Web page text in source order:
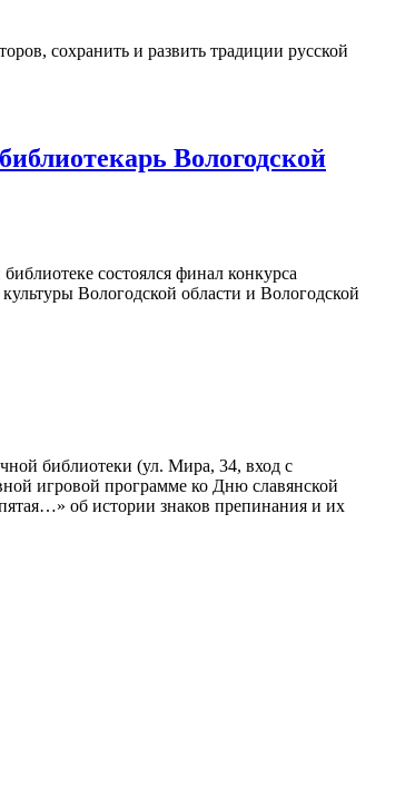
сохранить и развить традиции русской
Вологодской
состоялся финал конкурса
Вологодской области и Вологодской
библиотеки (ул. Мира, 34, вход с
игровой программе ко Дню славянской
об истории знаков препинания и их